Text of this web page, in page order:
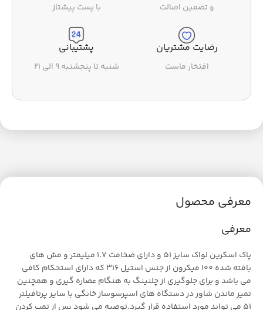
و تضمین اصالت با پست پیشتاز
رضایت مشتریان
افتخار ماست
پشتیبانی
شنبه تا پنجشنبه ۹ الی ۲۱
معرفی محصول
معرفی
پاک اسکرین لواک سایز 51 و دارای ضخامت 1.7 میلیمتر و مش های
بافته شده 100 میکرون از جنس استیل 316 که دارای استحکام کافی
می باشد و برای جلوگیری از چلنینگ به هنگام عصاره گیری و همچنین
تمیز ماندن شاور در دستگاه های اسپرسوساز خانگی با سایز پرتافیلتر
51 می تواند مورد استفاده قرار گیرد.توصیه می شود پس از تمپ کردن